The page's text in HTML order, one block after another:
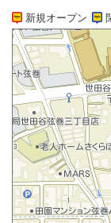
新規オープン